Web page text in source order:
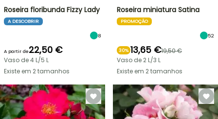
Roseira floribunda Fizzy Lady
A DESCOBRIR
8
A partir de22,50 €
Vaso de 4 L/5 L
Existe em 2 tamanhos
Roseira miniatura Satina
PROMOÇÃO
52
30% 13,65 €19,50 €
Vaso de 2 L/3 L
Existe em 2 tamanhos